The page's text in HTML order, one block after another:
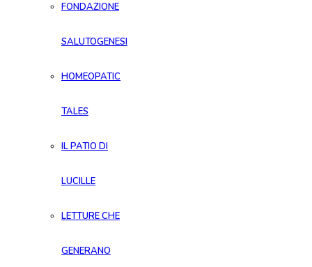
FONDAZIONE
SALUTOGENESI
HOMEOPATIC
TALES
IL PATIO DI
LUCILLE
LETTURE CHE
GENERANO